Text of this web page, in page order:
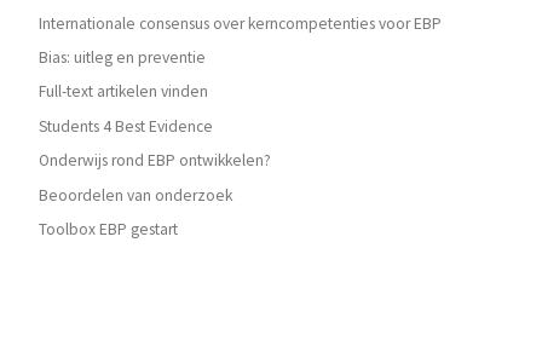
Internationale consensus over kerncompetenties voor EBP
Bias: uitleg en preventie
Full-text artikelen vinden
Students 4 Best Evidence
Onderwijs rond EBP ontwikkelen?
Beoordelen van onderzoek
Toolbox EBP gestart